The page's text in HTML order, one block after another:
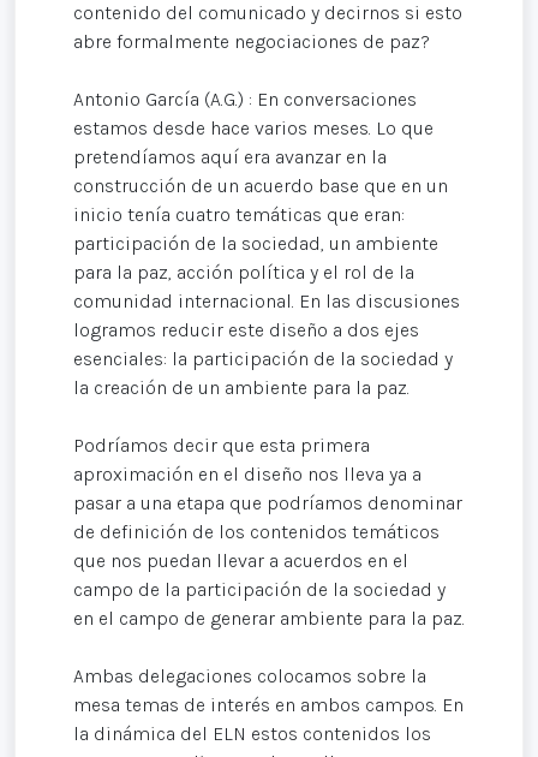
contenido del comunicado y decirnos si esto
abre formalmente negociaciones de paz?
Antonio García (A.G.) : En conversaciones
estamos desde hace varios meses. Lo que
pretendíamos aquí era avanzar en la
construcción de un acuerdo base que en un
inicio tenía cuatro temáticas que eran:
participación de la sociedad, un ambiente
para la paz, acción política y el rol de la
comunidad internacional. En las discusiones
logramos reducir este diseño a dos ejes
esenciales: la participación de la sociedad y
la creación de un ambiente para la paz.
Podríamos decir que esta primera
aproximación en el diseño nos lleva ya a
pasar a una etapa que podríamos denominar
de definición de los contenidos temáticos
que nos puedan llevar a acuerdos en el
campo de la participación de la sociedad y
en el campo de generar ambiente para la paz.
Ambas delegaciones colocamos sobre la
mesa temas de interés en ambos campos. En
la dinámica del ELN estos contenidos los